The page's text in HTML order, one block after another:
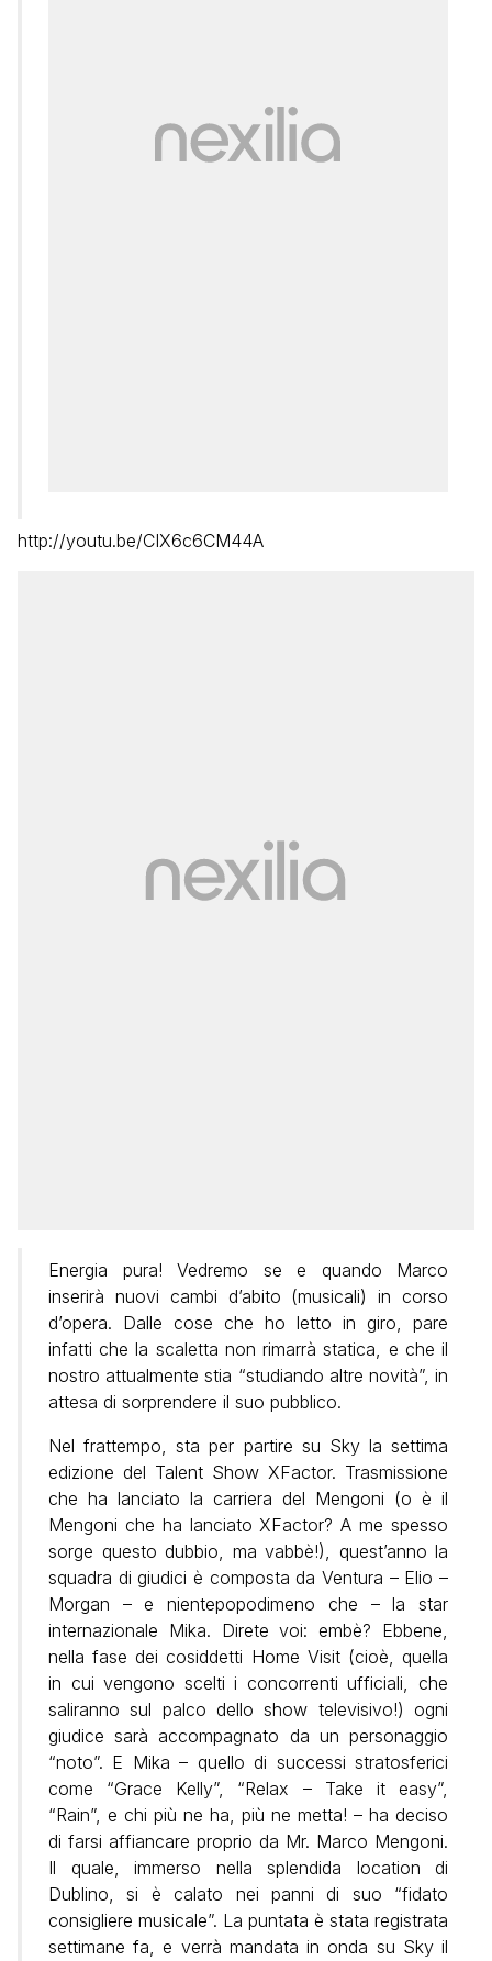
http://youtu.be/CIX6c6CM44A
Energia pura! Vedremo se e quando Marco
inserirà nuovi cambi d’abito (musicali) in corso
d’opera. Dalle cose che ho letto in giro, pare
infatti che la scaletta non rimarrà statica, e che il
nostro attualmente stia “studiando altre novità”, in
attesa di sorprendere il suo pubblico.
Nel frattempo, sta per partire su Sky la settima
edizione del Talent Show XFactor. Trasmissione
che ha lanciato la carriera del Mengoni (o è il
Mengoni che ha lanciato XFactor? A me spesso
sorge questo dubbio, ma vabbè!), quest’anno la
squadra di giudici è composta da Ventura – Elio –
Morgan – e nientepopodimeno che – la star
internazionale Mika. Direte voi: embè? Ebbene,
nella fase dei cosiddetti Home Visit (cioè, quella
in cui vengono scelti i concorrenti ufficiali, che
saliranno sul palco dello show televisivo!) ogni
giudice sarà accompagnato da un personaggio
“noto”. E Mika – quello di successi stratosferici
come “Grace Kelly”, “Relax – Take it easy”,
“Rain”, e chi più ne ha, più ne metta! – ha deciso
di farsi affiancare proprio da Mr. Marco Mengoni.
Il quale, immerso nella splendida location di
Dublino, si è calato nei panni di suo “fidato
consigliere musicale”. La puntata è stata registrata
settimane fa, e verrà mandata in onda su Sky il